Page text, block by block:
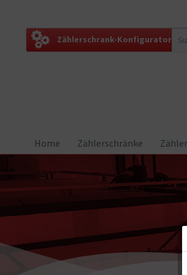
Zählerschrank-Konfigurator
Home Zählerschränke